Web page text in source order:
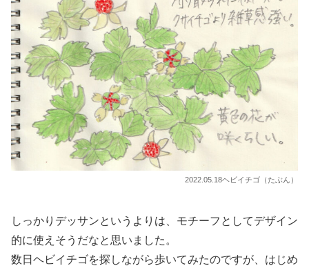
2022.05.18ヘビイチゴ（たぶん）
しっかりデッサンというよりは、モチーフとしてデザイン
的に使えそうだなと思いました。
数日ヘビイチゴを探しながら歩いてみたのですが、はじめ